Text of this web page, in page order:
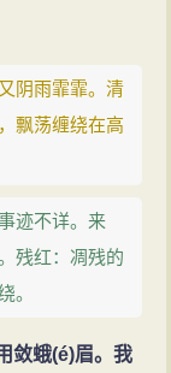
阴雨霏霏。清
飘荡缠绕在高
迹不详。来
残红：凋残的
。
敛蛾(é)眉。我